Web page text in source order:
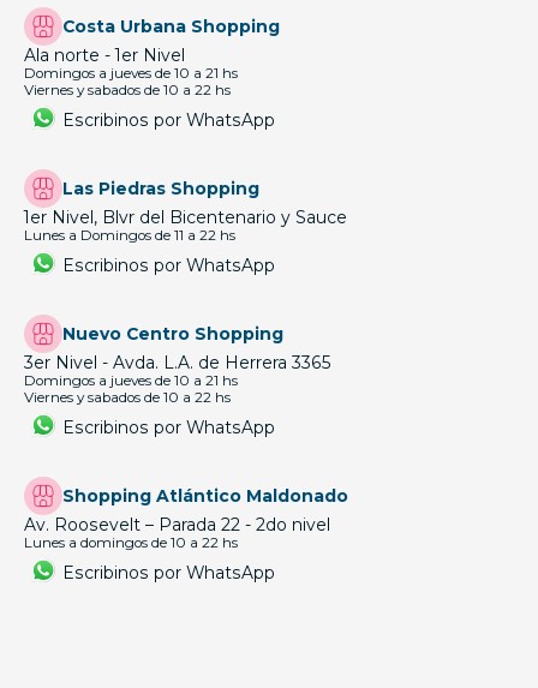
Costa Urbana Shopping
Ala norte - 1er Nivel
Domingos a jueves de 10 a 21 hs
Viernes y sabados de 10 a 22 hs
Escribinos por WhatsApp
Las Piedras Shopping
1er Nivel, Blvr del Bicentenario y Sauce
Lunes a Domingos de 11 a 22 hs
Escribinos por WhatsApp
Nuevo Centro Shopping
3er Nivel - Avda. L.A. de Herrera 3365
Domingos a jueves de 10 a 21 hs
Viernes y sabados de 10 a 22 hs
Escribinos por WhatsApp
Shopping Atlántico Maldonado
Av. Roosevelt – Parada 22 - 2do nivel
Lunes a domingos de 10 a 22 hs
Escribinos por WhatsApp